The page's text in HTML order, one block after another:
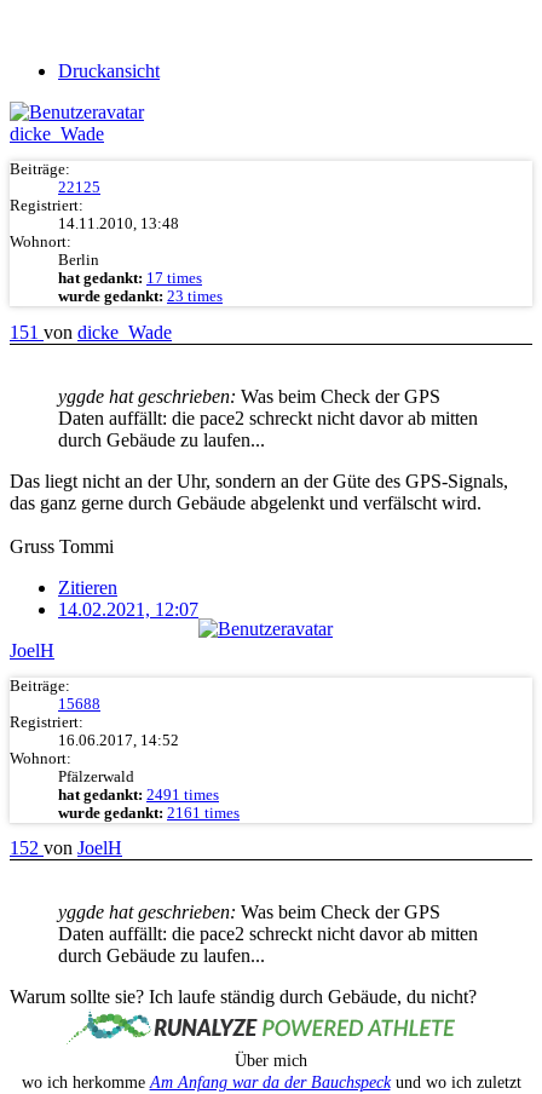
Druckansicht
dicke_Wade
Beiträge:
22125
Registriert:
14.11.2010, 13:48
Wohnort:
Berlin
hat gedankt: 17 times
wurde gedankt: 23 times
151 von dicke_Wade
yggde hat geschrieben: Was beim Check der GPS
Daten auffällt: die pace2 schreckt nicht davor ab mitten
durch Gebäude zu laufen...
Das liegt nicht an der Uhr, sondern an der Güte des GPS-Signals,
das ganz gerne durch Gebäude abgelenkt und verfälscht wird.
Gruss Tommi
Zitieren
14.02.2021, 12:07
JoelH
Beiträge:
15688
Registriert:
16.06.2017, 14:52
Wohnort:
Pfälzerwald
hat gedankt: 2491 times
wurde gedankt: 2161 times
152 von JoelH
yggde hat geschrieben: Was beim Check der GPS
Daten auffällt: die pace2 schreckt nicht davor ab mitten
durch Gebäude zu laufen...
Warum sollte sie? Ich laufe ständig durch Gebäude, du nicht?
Über mich
wo ich herkommeAm Anfang war da der Bauchspeckund wo ich zuletzt